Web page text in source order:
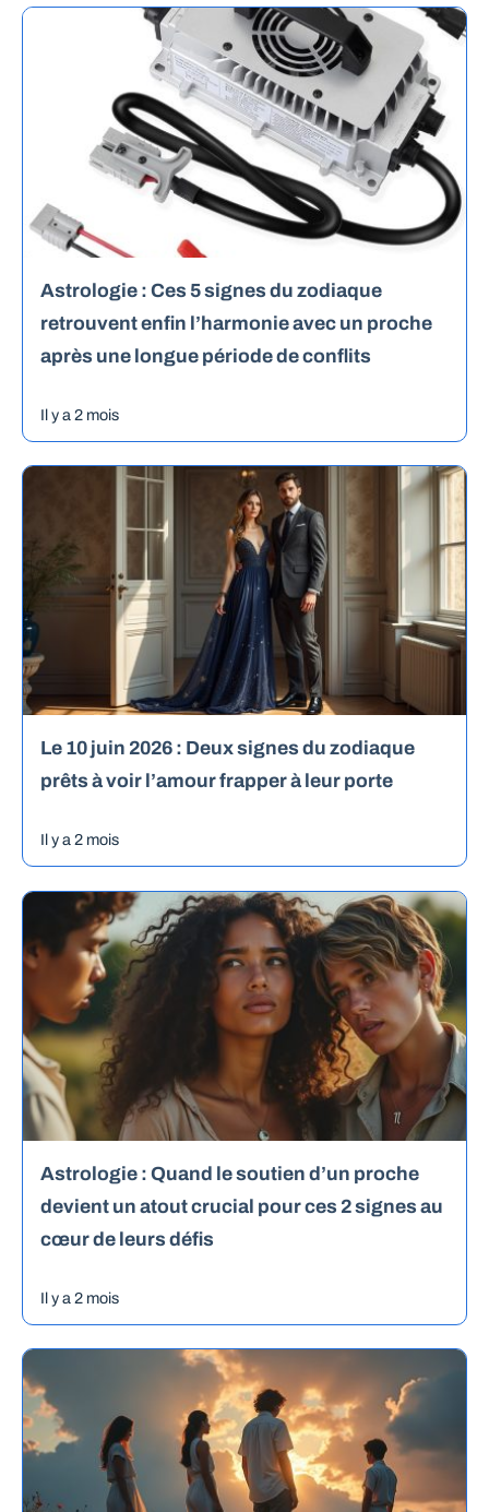
Astrologie : Ces 5 signes du zodiaque
retrouvent enfin l’harmonie avec un proche
après une longue période de conflits
Il y a 2 mois
Le 10 juin 2026 : Deux signes du zodiaque
prêts à voir l’amour frapper à leur porte
Il y a 2 mois
Astrologie : Quand le soutien d’un proche
devient un atout crucial pour ces 2 signes au
cœur de leurs défis
Il y a 2 mois